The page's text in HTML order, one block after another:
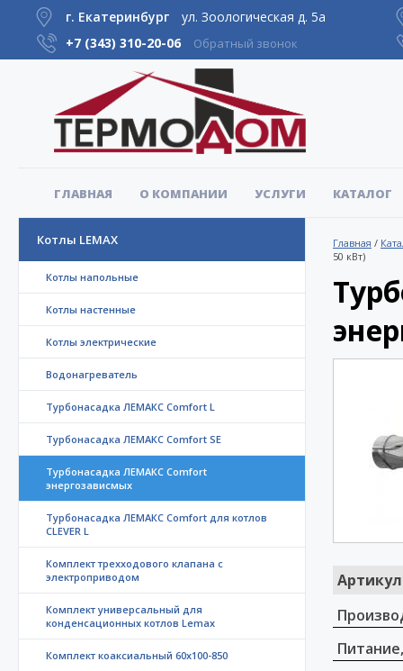
г. Екатеринбург
ул. Зоологическая д. 5а
+7 (343) 310-20-06 Обратный звонок
ГЛАВНАЯ О КОМПАНИИ УСЛУГИ КАТАЛОГ
Котлы LEMAX
Котлы напольные
Котлы настенные
Котлы электрические
Водонагреватель
Турбонасадка ЛЕМАКС Comfort L
Турбонасадка ЛЕМАКС Comfort SE
Турбонасадка ЛЕМАКС Comfort
энергозависмых
Турбонасадка ЛЕМАКС Comfort для котлов
CLEVER L
Комплект трехходового клапана с
электроприводом
Комплект универсальный для
конденсационных котлов Lemax
Комплект коаксиальный 60х100-850
Главная /
50 кВт)
Артикул